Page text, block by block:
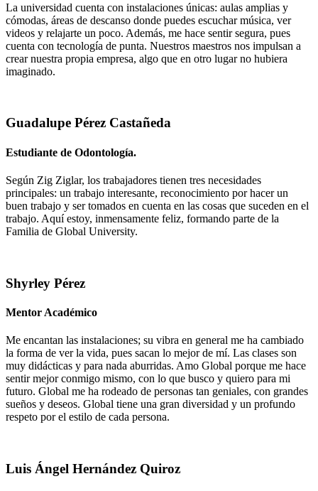
La universidad cuenta con instalaciones únicas: aulas amplias y
cómodas, áreas de descanso donde puedes escuchar música, ver
videos y relajarte un poco. Además, me hace sentir segura, pues
cuenta con tecnología de punta. Nuestros maestros nos impulsan a
crear nuestra propia empresa, algo que en otro lugar no hubiera
imaginado.
Guadalupe Pérez Castañeda
Estudiante de Odontología.
Según Zig Ziglar, los trabajadores tienen tres necesidades
principales: un trabajo interesante, reconocimiento por hacer un
buen trabajo y ser tomados en cuenta en las cosas que suceden en el
trabajo. Aquí estoy, inmensamente feliz, formando parte de la
Familia de Global University.
Shyrley Pérez
Mentor Académico
Me encantan las instalaciones; su vibra en general me ha cambiado
la forma de ver la vida, pues sacan lo mejor de mí. Las clases son
muy didácticas y para nada aburridas. Amo Global porque me hace
sentir mejor conmigo mismo, con lo que busco y quiero para mi
futuro. Global me ha rodeado de personas tan geniales, con grandes
sueños y deseos. Global tiene una gran diversidad y un profundo
respeto por el estilo de cada persona.
Luis Ángel Hernández Quiroz